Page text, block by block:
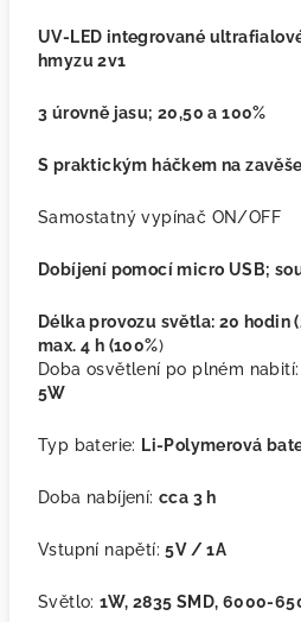
UV-LED integrované
hmyzu 2v1
3 úrovně jasu; 20,50 a 100%
S praktickým háčkem na
Samostatný vypínač ON/OFF
Dobíjení pomocí micro USB;
Délka provozu světla: 20 hodin
max. 4 h (100%)
Doba osvětlení po plném nabití:
5W
Typ baterie: Li-Polymerová
Doba nabíjení: cca 3 h
Vstupní napětí:5V / 1A
Světlo:1W, 2835 SMD, 6000-